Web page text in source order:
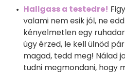
Hallgass a testedre!
valami nem esik jól, ne
kényelmetlen egy
úgy érzed, le kell ülnöd
magad, tedd meg! Nálad
tudni megmondani, hogy